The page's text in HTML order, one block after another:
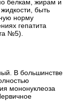
белкам, жирам и
быть
норму
гепатита
№5).
В большинстве
мононуклеоза